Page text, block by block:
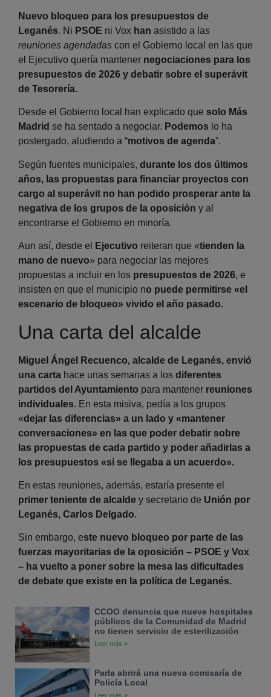
Nuevo bloqueo para los presupuestos de
Leganés. Ni PSOE ni Vox han asistido a las
reuniones agendadas con el Gobierno local en las que
el Ejecutivo quería mantener negociaciones para los
presupuestos de 2026 y debatir sobre el superávit
de Tesorería.
Desde el Gobierno local han explicado que solo Más
Madrid se ha sentado a negociar. Podemos lo ha
postergado, aludiendo a “motivos de agenda”.
Según fuentes municipales, durante los dos últimos
años, las propuestas para financiar proyectos con
cargo al superávit no han podido prosperar ante la
negativa de los grupos de la oposición y al
encontrarse el Gobierno en minoría.
Aun así, desde el Ejecutivo reiteran que «tienden la
mano de nuevo» para negociar las mejores
propuestas a incluir en los presupuestos de 2026, e
insisten en que el municipio no puede permitirse «el
escenario de bloqueo» vivido el año pasado.
Una carta del alcalde
Miguel Ángel Recuenco, alcalde de Leganés, envió
una carta hace unas semanas a los diferentes
partidos del Ayuntamiento para mantener reuniones
individuales. En esta misiva, pedía a los grupos
«dejar las diferencias» a un lado y «mantener
conversaciones» en las que poder debatir sobre
las propuestas de cada partido y poder añadirlas a
los presupuestos «si se llegaba a un acuerdo».
En estas reuniones, además, estaría presente el
primer teniente de alcalde y secretario de Unión por
Leganés, Carlos Delgado.
Sin embargo, este nuevo bloqueo por parte de las
fuerzas mayoritarias de la oposición – PSOE y Vox
– ha vuelto a poner sobre la mesa las dificultades
de debate que existe en la política de Leganés.
CCOO denuncia que nueve hospitales
públicos de la Comunidad de Madrid
no tienen servicio de esterilización
Leer más »
Parla abrirá una nueva comisaría de
Policía Local
Leer más »